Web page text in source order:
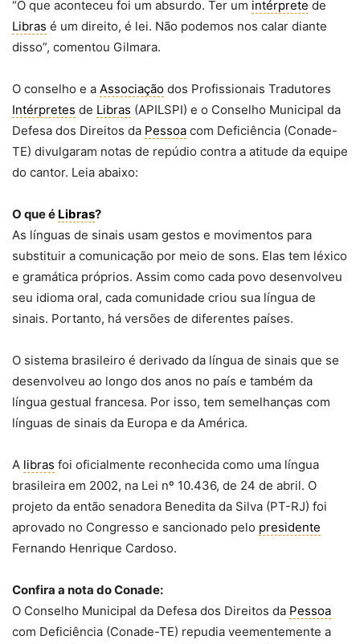
“O que aconteceu foi um absurdo. Ter um intérprete de
Libras é um direito, é lei. Não podemos nos calar diante
disso”, comentou Gilmara.
O conselho e a Associação dos Profissionais Tradutores
Intérpretes de Libras (APILSPI) e o Conselho Municipal da
Defesa dos Direitos da Pessoa com Deficiência (Conade-
TE) divulgaram notas de repúdio contra a atitude da equipe
do cantor. Leia abaixo:
O que é Libras?
As línguas de sinais usam gestos e movimentos para
substituir a comunicação por meio de sons. Elas tem léxico
e gramática próprios. Assim como cada povo desenvolveu
seu idioma oral, cada comunidade criou sua língua de
sinais. Portanto, há versões de diferentes países.
O sistema brasileiro é derivado da língua de sinais que se
desenvolveu ao longo dos anos no país e também da
língua gestual francesa. Por isso, tem semelhanças com
línguas de sinais da Europa e da América.
A libras foi oficialmente reconhecida como uma língua
brasileira em 2002, na Lei nº 10.436, de 24 de abril. O
projeto da então senadora Benedita da Silva (PT-RJ) foi
aprovado no Congresso e sancionado pelo presidente
Fernando Henrique Cardoso.
Confira a nota do Conade:
O Conselho Municipal da Defesa dos Direitos da Pessoa
com Deficiência (Conade-TE) repudia veementemente a